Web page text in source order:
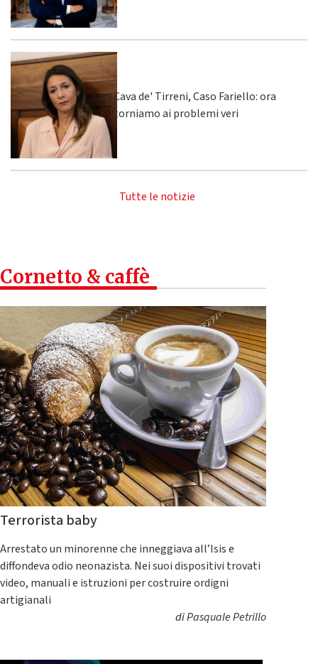
Cava de' Tirreni, Caso Fariello: ora
torniamo ai problemi veri
Tutte le notizie
Cornetto & caffè
Terrorista baby
Arrestato un minorenne che inneggiava all’Isis e
diffondeva odio neonazista. Nei suoi dispositivi trovati
video, manuali e istruzioni per costruire ordigni
artigianali
diPasquale Petrillo